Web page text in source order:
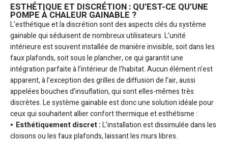
ESTHÉTIQUE ET DISCRÉTION : QU’EST-CE QU’UNE
POMPE À CHALEUR GAINABLE ?
L’esthétique et la discrétion sont des aspects clés du système
gainable qui séduisent de nombreux utilisateurs. L’unité
intérieure est souvent installée de manière invisible, soit dans les
faux plafonds, soit sous le plancher, ce qui garantit une
intégration parfaite à l’intérieur de l’habitat. Aucun élément n’est
apparent, à l’exception des grilles de diffusion de l’air, aussi
appelées bouches d’insuflation, qui sont elles-mêmes très
discrètes. Le système gainable est donc une solution idéale pour
ceux qui souhaitent allier confort thermique et esthétisme :
Esthétiquement discret :L’installation est dissimulée dans les
cloisons ou les faux plafonds, laissant les murs libres.